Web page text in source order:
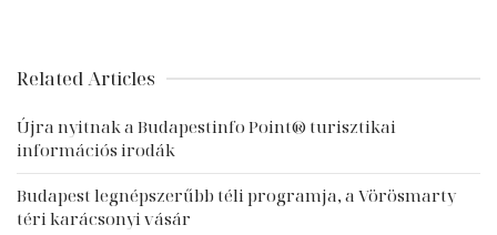
Related Articles
Újra nyitnak a Budapestinfo Point® turisztikai
információs irodák
Budapest legnépszerűbb téli programja, a Vörösmarty
téri karácsonyi vásár